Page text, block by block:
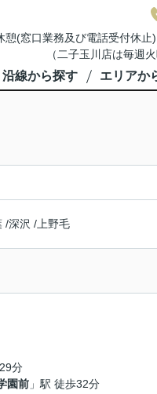
(窓口業務及び電話受付休
（二子玉川店は毎週
沿線から探す エリアか
/深沢 / 上野毛
分
園前 」駅 徒歩32分